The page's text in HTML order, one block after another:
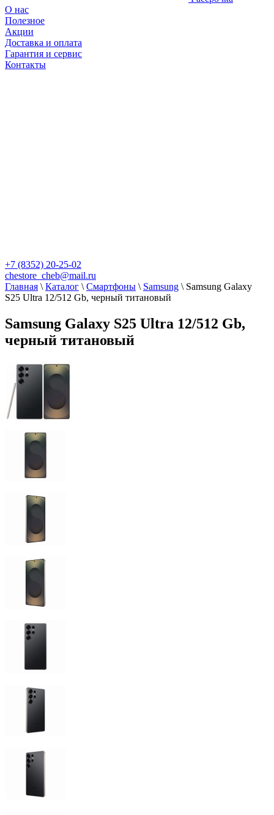
О нас
Полезное
Акции
Доставка и оплата
Гарантия и сервис
Контакты
+7 (8352) 20-25-02
chestore_cheb@mail.ru
Главная \ Каталог \ Смартфоны \ Samsung \ Samsung Galaxy
S25 Ultra 12/512 Gb, черный титановый
Samsung Galaxy S25 Ultra 12/512 Gb,
черный титановый